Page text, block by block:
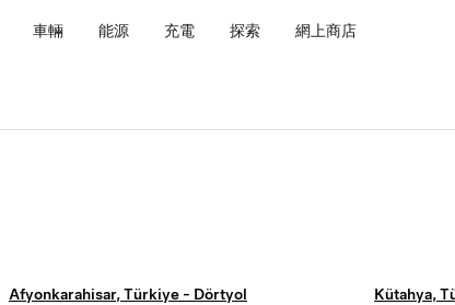
車輛 能源 充電 探索 網上商店
Afyonkarahisar, Türkiye - Dörtyol
Kütahya,